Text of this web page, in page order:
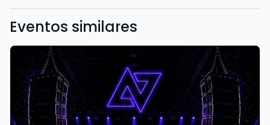
Eventos similares